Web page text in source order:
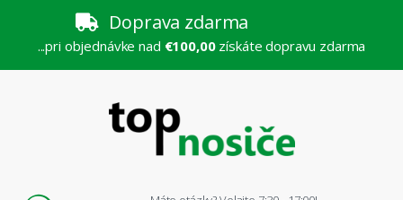
Doprava zdarma
...pri objednávke nad €100,00získáte dopravu zdarma